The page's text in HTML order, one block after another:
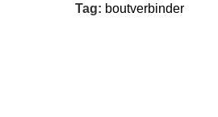
Tag: boutverbinder